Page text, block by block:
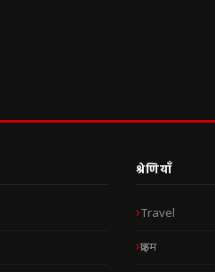
श्रेणियाँ
Travel
क्राइम